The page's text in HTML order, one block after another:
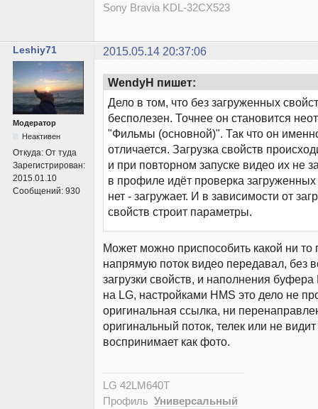
Sony Bravia KDL-32CX523
Leshiy71 2015.05.14 20:37:06
Модератор
Неактивен
Откуда: От туда
Зарегистрирован:
2015.01.10
Сообщений: 930
WendyH пишет:
Дело в том, что без загруженных
бесполезен. Точнее он становится
"Фильмы (основной)". Так что он
отличается. Загрузка свойств
и при повторном запуске видео их не
в профиле идёт проверка загруженных
нет - загружает. И в зависимости от
свойств строит параметры.
Может можно приспособить какой ни
напрямую поток видео передавал, без
загрузки свойств, и наполнения
на LG, настройками HMS это дело не
оригинальная ссылка, ни
оригинальный поток, телек или не
воспринимает как фото.
LG 42LM640T
Профиль Универсальный